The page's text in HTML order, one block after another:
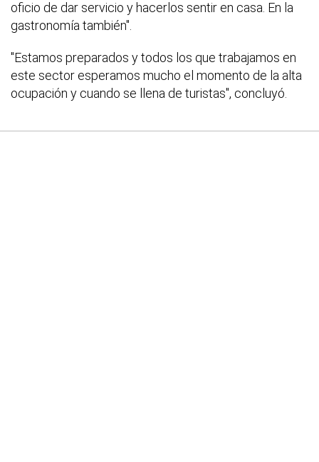
oficio de dar servicio y hacerlos sentir en casa. En la
gastronomía también".
"Estamos preparados y todos los que trabajamos en
este sector esperamos mucho el momento de la alta
ocupación y cuando se llena de turistas", concluyó.